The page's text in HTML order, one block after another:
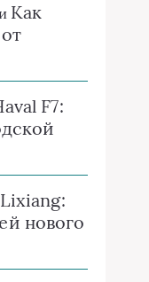
Как
F7:
Lixiang:
нового